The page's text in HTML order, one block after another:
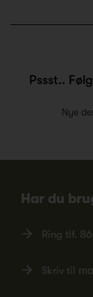
Pssst..
Nye
Har du
Ring tlf.
Skriv til